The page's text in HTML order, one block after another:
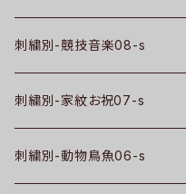
刺繍別-競技音楽08-s
刺繍別-家紋お祝07-s
刺繍別-動物鳥魚06-s